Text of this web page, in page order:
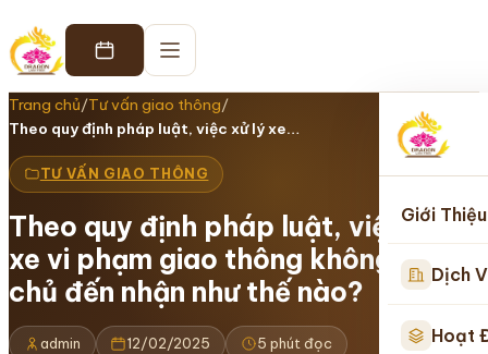
Giới Thiệu
Dịch
Hoạt
Trang chủ/Tư vấn giao thông/
Theo quy định pháp luật, việc xử lý xe…
TƯ VẤN GIAO THÔNG
Theo quy định pháp luật, việc xử lý
xe vi phạm giao thông không có
chủ đến nhận như thế nào?
admin 12/02/2025 5 phút đọc